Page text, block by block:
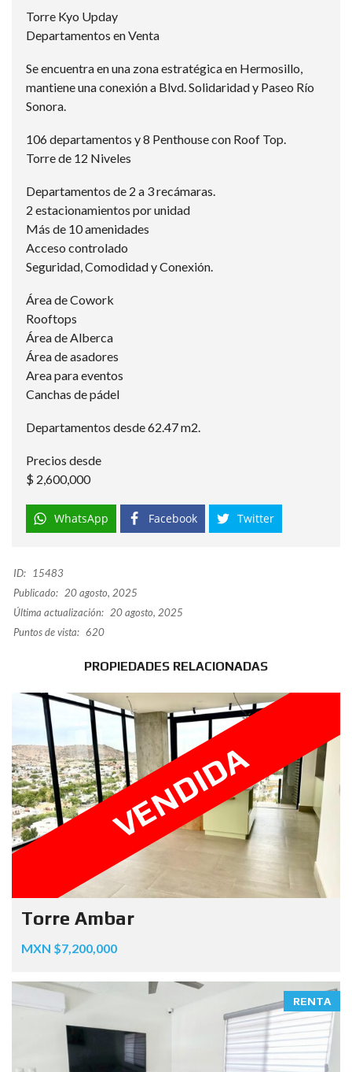
Torre Kyo Upday
Departamentos en Venta
Se encuentra en una zona estratégica en Hermosillo,
mantiene una conexión a Blvd. Solidaridad y Paseo Río
Sonora.
106 departamentos y 8 Penthouse con Roof Top.
Torre de 12 Niveles
Departamentos de 2 a 3 recámaras.
2 estacionamientos por unidad
Más de 10 amenidades
Acceso controlado
Seguridad, Comodidad y Conexión.
Área de Cowork
Rooftops
Área de Alberca
Área de asadores
Area para eventos
Canchas de pádel
Departamentos desde 62.47 m2.
Precios desde
$ 2,600,000
WhatsApp Facebook Twitter
ID:
15483
Publicado: 20 agosto, 2025
Última actualización: 20 agosto, 2025
Puntos de vista: 620
PROPIEDADES RELACIONADAS
VENDIDA
Torre Ambar
MXN $7,200,000
RENTA